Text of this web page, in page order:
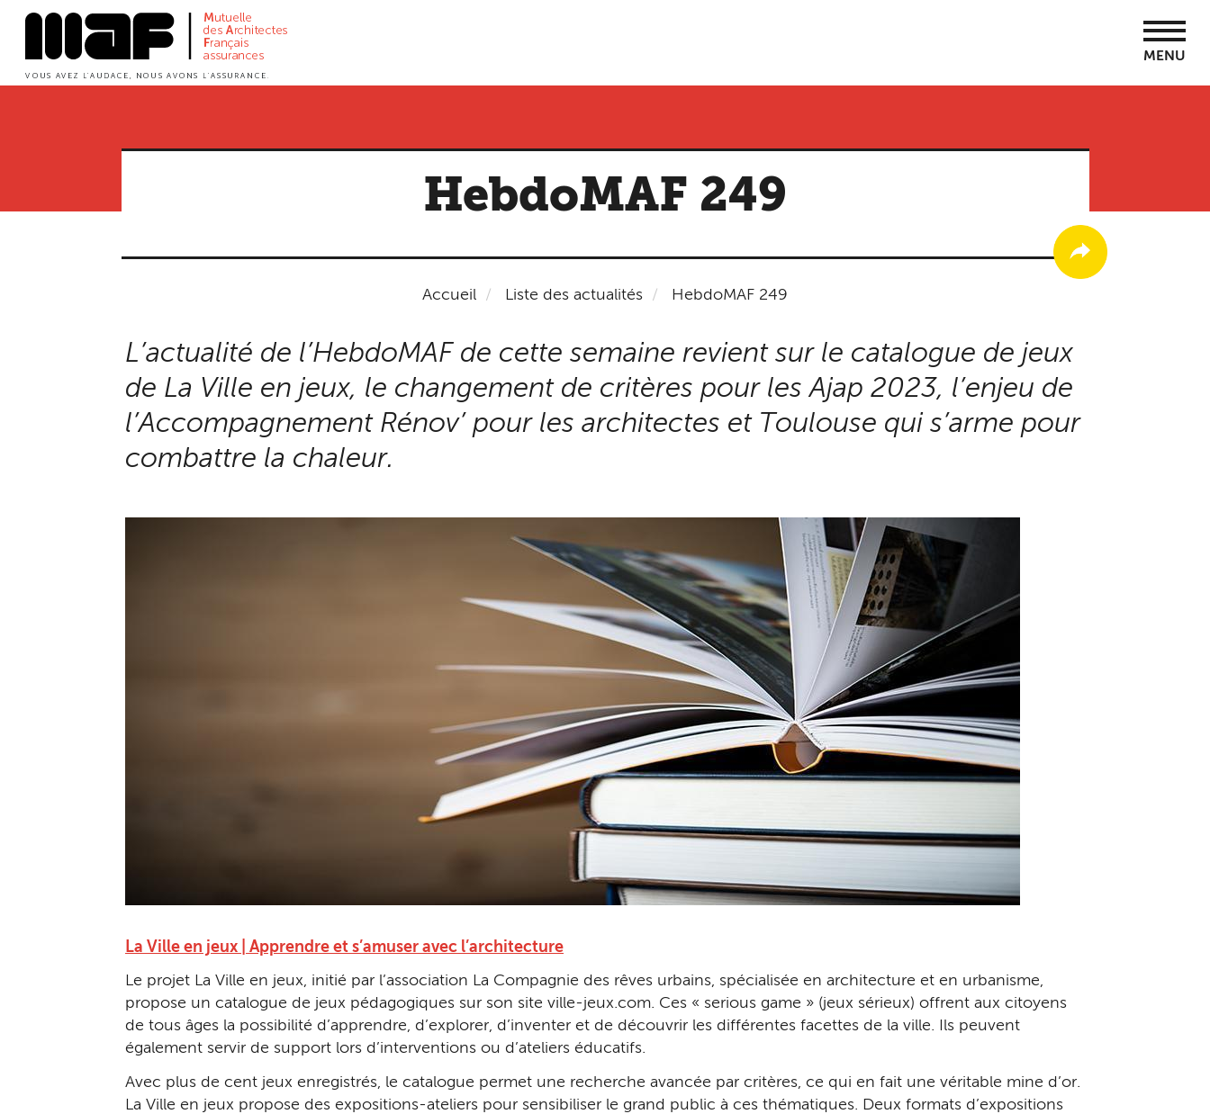
MENU
HebdoMAF 249
Accueil Liste des actualités HebdoMAF 249
L’actualité de l’HebdoMAF de cette semaine revient sur le catalogue de jeux
de La Ville en jeux, le changement de critères pour les Ajap 2023, l’enjeu de
l’Accompagnement Rénov’ pour les architectes et Toulouse qui s’arme pour
combattre la chaleur.
La Ville en jeux | Apprendre et s’amuser avec l’architecture
Le projet La Ville en jeux, initié par l’association La Compagnie des rêves urbains, spécialisée en architecture et en urbanisme,
propose un catalogue de jeux pédagogiques sur son site ville-jeux.com. Ces « serious game » (jeux sérieux) offrent aux citoyens
de tous âges la possibilité d’apprendre, d’explorer, d’inventer et de découvrir les différentes facettes de la ville. Ils peuvent
également servir de support lors d’interventions ou d’ateliers éducatifs.
Avec plus de cent jeux enregistrés, le catalogue permet une recherche avancée par critères, ce qui en fait une véritable mine d’or.
La Ville en jeux propose des expositions-ateliers pour sensibiliser le grand public à ces thématiques. Deux formats d’expositions